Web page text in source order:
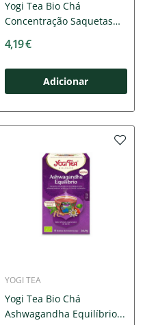
Yogi Tea Bio Chá
Concentração Saquetas
4,19 €
Adicionar
YOGI TEA
Yogi Tea Bio Chá
Ashwagandha Equilíbrio...